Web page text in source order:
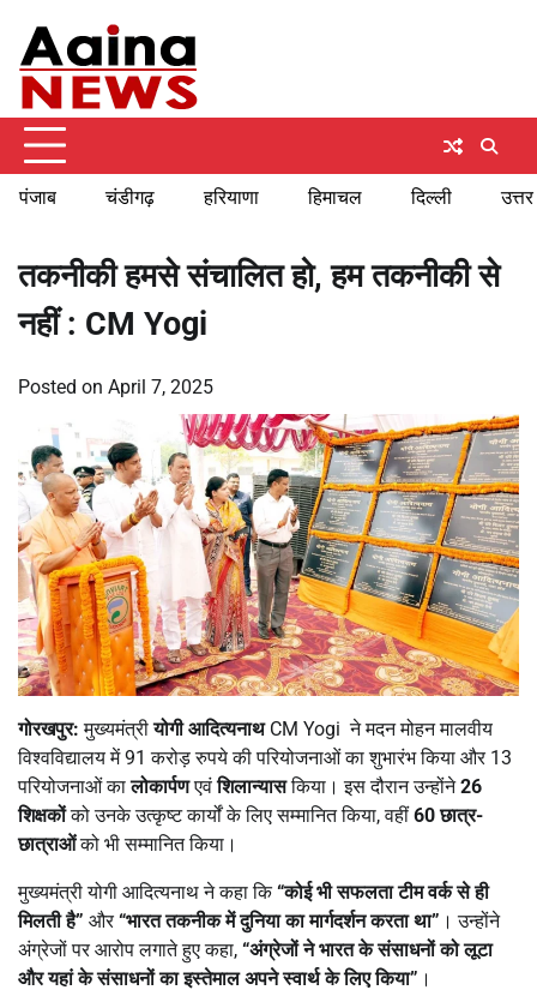
content
पंजाब चंडीगढ़ हरियाणा हिमाचल दिल्ली
तकनीकी हमसे संचालित हो, हम तकनीकी से
नहीं : CM Yogi
Posted on April 7, 2025
गोरखपुर: मुख्यमंत्रीयोगी आदित्यनाथCM Yogi ने मदन मोहन मालवीय
विश्वविद्यालय में 91 करोड़ रुपये की परियोजनाओं का शुभारंभ किया और 13
परियोजनाओं कालोकार्पणएवंशिलान्यासकिया। इस दौरान उन्होंने26
शिक्षकोंको उनके उत्कृष्ट कार्यों के लिए सम्मानित किया, वहीं60 छात्र-
छात्राओंको भी सम्मानित किया।
मुख्यमंत्री योगी आदित्यनाथ ने कहा कि“कोई भी सफलता टीम वर्क से ही
मिलती है” और“भारत तकनीक में दुनिया का मार्गदर्शन करता था” । उन्होंने
अंग्रेजों पर आरोप लगाते हुए कहा, “अंग्रेजों ने भारत के संसाधनों को लूटा
और यहां के संसाधनों का इस्तेमाल अपने स्वार्थ के लिए किया” ।